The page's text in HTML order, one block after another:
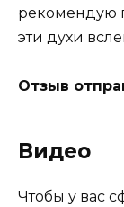
рекомендую
эти духи
Отзыв
Видео
Чтобы у вас